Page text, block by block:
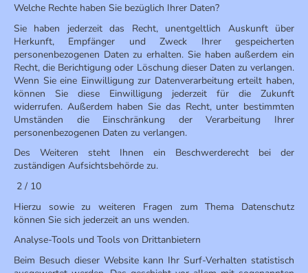
Welche Rechte haben Sie bezüglich Ihrer Daten?
Sie haben jederzeit das Recht, unentgeltlich Auskunft über
Herkunft, Empfänger und Zweck Ihrer gespeicherten
personenbezogenen Daten zu erhalten. Sie haben außerdem ein
Recht, die Berichtigung oder Löschung dieser Daten zu verlangen.
Wenn Sie eine Einwilligung zur Datenverarbeitung erteilt haben,
können Sie diese Einwilligung jederzeit für die Zukunft
widerrufen. Außerdem haben Sie das Recht, unter bestimmten
Umständen die Einschränkung der Verarbeitung Ihrer
personenbezogenen Daten zu verlangen.
Des Weiteren steht Ihnen ein Beschwerderecht bei der
zuständigen Aufsichtsbehörde zu.
2 / 10
Hierzu sowie zu weiteren Fragen zum Thema Datenschutz
können Sie sich jederzeit an uns wenden.
Analyse-Tools und Tools von Drittanbietern
Beim Besuch dieser Website kann Ihr Surf-Verhalten statistisch